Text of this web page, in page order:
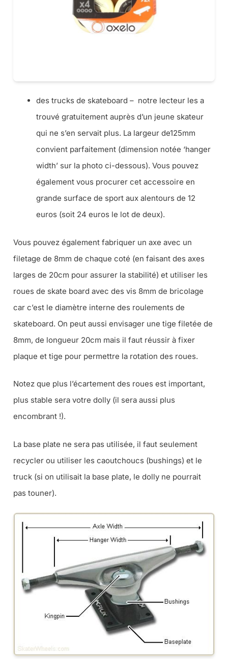
des trucks de skateboard – notre lecteur les a
trouvé gratuitement auprès d’un jeune skateur
qui ne s’en servait plus. La largeur de125mm
convient parfaitement (dimension notée ‘hanger
width’ sur la photo ci-dessous). Vous pouvez
également vous procurer cet accessoire en
grande surface de sport aux alentours de 12
euros (soit 24 euros le lot de deux).
Vous pouvez également fabriquer un axe avec un
filetage de 8mm de chaque coté (en faisant des axes
larges de 20cm pour assurer la stabilité) et utiliser les
roues de skate board avec des vis 8mm de bricolage
car c’est le diamètre interne des roulements de
skateboard. On peut aussi envisager une tige filetée de
8mm, de longueur 20cm mais il faut réussir à fixer
plaque et tige pour permettre la rotation des roues.
Notez que plus l’écartement des roues est important,
plus stable sera votre dolly (il sera aussi plus
encombrant !).
La base plate ne sera pas utilisée, il faut seulement
recycler ou utiliser les caoutchoucs (bushings) et le
truck (si on utilisait la base plate, le dolly ne pourrait
pas touner).